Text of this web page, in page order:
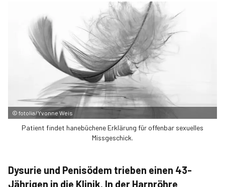
© fotolia/Yvonne Weis
Patient findet hanebüchene Erklärung für offenbar sexuelles
Missgeschick.
Dysurie und Penisödem trieben einen 43-
Jährigen in die Klinik. In der Harnröhre